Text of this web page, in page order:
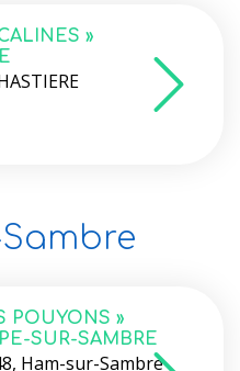
»
POUYONS »
SUR-SAMBRE
Ham-sur-Sambre